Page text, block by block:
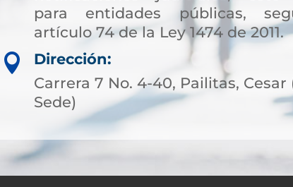
para entidades públicas,
artículo 74 de la Ley 1474 de 2011.

Dirección:
Carrera 7 No. 4-40, Pailitas, Cesar
Sede)